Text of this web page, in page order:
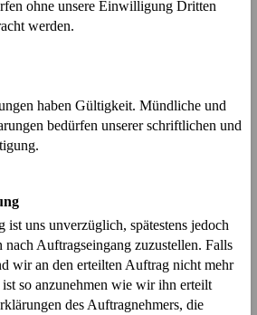
ohne unsere Einwilligung Dritten
werden.
haben Gültigkeit. Mündliche und
bedürfen unserer schriftlichen und
ist uns unverzüglich, spätestens jedoch
Auftragseingang zuzustellen. Falls
wir an den erteilten Auftrag nicht mehr
so anzunehmen wie wir ihn erteilt
des Auftragnehmers, die